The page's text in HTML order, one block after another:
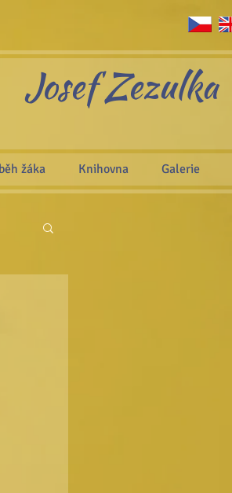
Josef Zezulka
žáka Knihovna Galerie